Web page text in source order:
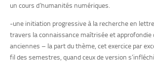
un cours d’humanités numériques.
-une initiation progressive à la recherche en
travers la connaissance maîtrisée et approfondie
anciennes – la part du thème, cet exercice par
fil des semestres, quand ceux de version